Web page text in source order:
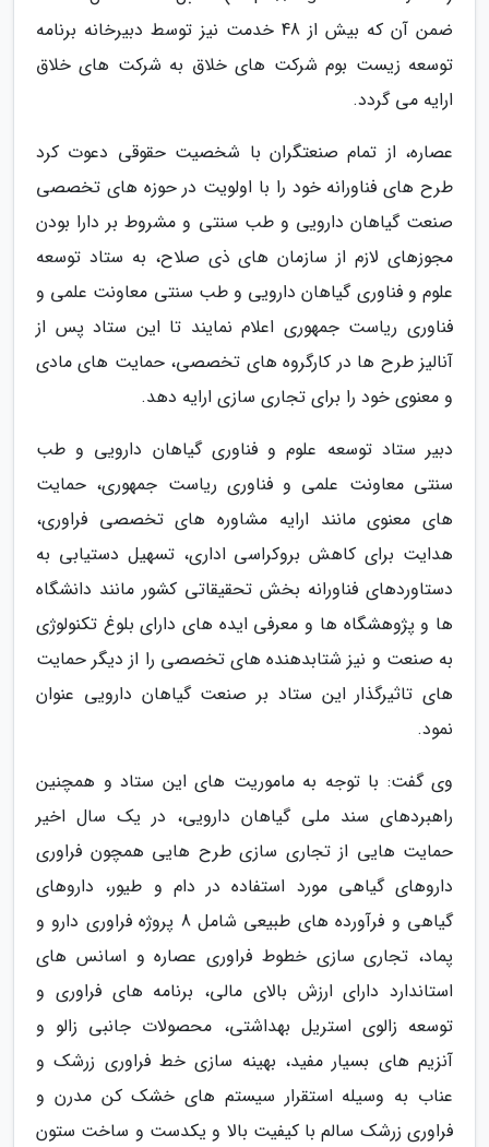
ضمن آن که بیش از 48 خدمت نیز توسط دبیرخانه برنامه
توسعه زیست بوم شرکت های خلاق به شرکت های خلاق
ارایه می گردد.
عصاره، از تمام صنعتگران با شخصیت حقوقی دعوت کرد
طرح های فناورانه خود را با اولویت در حوزه های تخصصی
صنعت گیاهان دارویی و طب سنتی و مشروط بر دارا بودن
مجوزهای لازم از سازمان های ذی صلاح، به ستاد توسعه
علوم و فناوری گیاهان دارویی و طب سنتی معاونت علمی و
فناوری ریاست جمهوری اعلام نمایند تا این ستاد پس از
آنالیز طرح ها در کارگروه های تخصصی، حمایت های مادی
و معنوی خود را برای تجاری سازی ارایه دهد.
دبیر ستاد توسعه علوم و فناوری گیاهان دارویی و طب
سنتی معاونت علمی و فناوری ریاست جمهوری، حمایت
های معنوی مانند ارایه مشاوره های تخصصی فراوری،
هدایت برای کاهش بروکراسی اداری، تسهیل دستیابی به
دستاوردهای فناورانه بخش تحقیقاتی کشور مانند دانشگاه
ها و پژوهشگاه ها و معرفی ایده های دارای بلوغ تکنولوژی
به صنعت و نیز شتابدهنده های تخصصی را از دیگر حمایت
های تاثیرگذار این ستاد بر صنعت گیاهان دارویی عنوان
نمود.
وی گفت: با توجه به ماموریت های این ستاد و همچنین
راهبردهای سند ملی گیاهان دارویی، در یک سال اخیر
حمایت هایی از تجاری سازی طرح هایی همچون فراوری
داروهای گیاهی مورد استفاده در دام و طیور، داروهای
گیاهی و فرآورده های طبیعی شامل 8 پروژه فراوری دارو و
پماد، تجاری سازی خطوط فراوری عصاره و اسانس های
استاندارد دارای ارزش بالای مالی، برنامه های فراوری و
توسعه زالوی استریل بهداشتی، محصولات جانبی زالو و
آنزیم های بسیار مفید، بهینه سازی خط فراوری زرشک و
عناب به وسیله استقرار سیستم های خشک کن مدرن و
فراوری زرشک سالم با کیفیت بالا و یکدست و ساخت ستون